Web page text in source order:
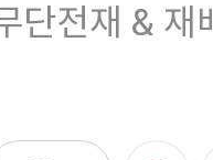
전재 & 재